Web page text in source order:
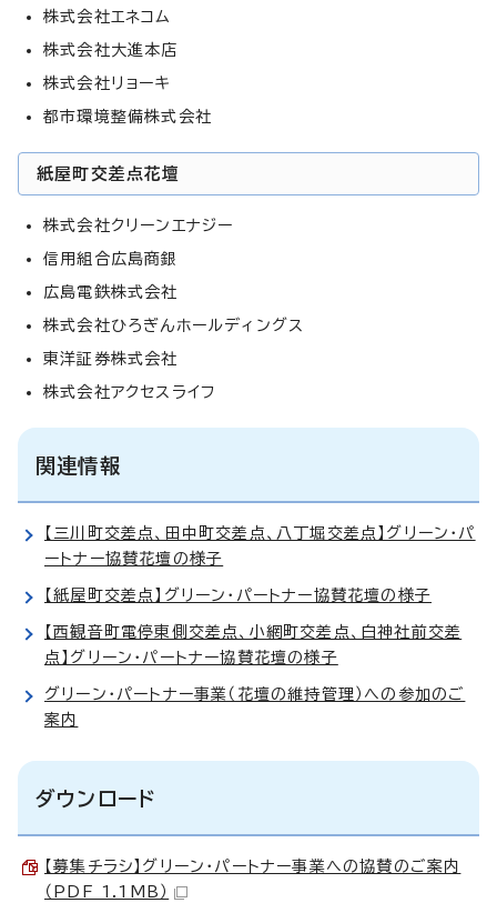
株式会社エネコム
株式会社大進本店
株式会社リョーキ
都市環境整備株式会社
紙屋町交差点花壇
株式会社クリーンエナジー
信用組合広島商銀
広島電鉄株式会社
株式会社ひろぎんホールディングス
東洋証券株式会社
株式会社アクセスライフ
関連情報
【三川町交差点、田中町交差点、八丁堀交差点】グリーン・パ
ートナー協賛花壇の様子
【紙屋町交差点】グリーン・パートナー協賛花壇の様子
【西観音町電停東側交差点、小網町交差点、白神社前交差
点】グリーン・パートナー協賛花壇の様子
グリーン・パートナー事業（花壇の維持管理）への参加のご
案内
ダウンロード
【募集チラシ】グリーン・パートナー事業への協賛のご案内
（PDF 1.1MB）